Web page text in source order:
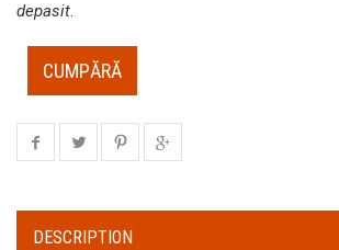
depasit.
CUMPĂRĂ
DESCRIPTION